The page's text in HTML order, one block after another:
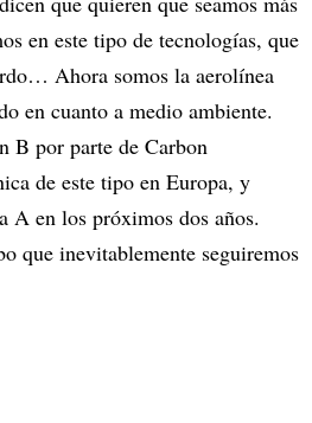
en este tipo de tecnologías, que
Ahora somos la aerolínea
en cuanto a medio ambiente.
B por parte de Carbon
de este tipo en Europa, y
A en los próximos dos años.
que inevitablemente seguiremos